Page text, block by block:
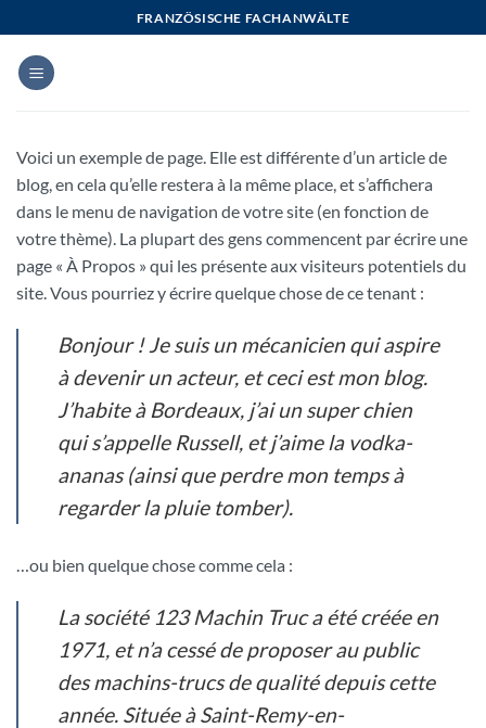
Inhalt
springen
FRANZÖSISCHE FACHANWÄLTE
Voici un exemple de page. Elle est différente d’un article de
blog, en cela qu’elle restera à la même place, et s’affichera
dans le menu de navigation de votre site (en fonction de
votre thème). La plupart des gens commencent par écrire une
page « À Propos » qui les présente aux visiteurs potentiels du
site. Vous pourriez y écrire quelque chose de ce tenant :
Bonjour ! Je suis un mécanicien qui aspire
à devenir un acteur, et ceci est mon blog.
J’habite à Bordeaux, j’ai un super chien
qui s’appelle Russell, et j’aime la vodka-
ananas (ainsi que perdre mon temps à
regarder la pluie tomber).
…ou bien quelque chose comme cela :
La société 123 Machin Truc a été créée en
1971, et n’a cessé de proposer au public
des machins-trucs de qualité depuis cette
année. Située à Saint-Remy-en-